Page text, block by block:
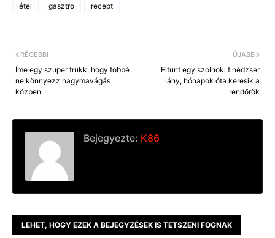
e L
étel gasztro recept
ÚJABB
Eltűnt egy szolnoki tinédzser
lány, hónapok óta keresik a
rendőrök
RÉGEBBI
Íme egy szuper trükk, hogy többé
ne könnyezz hagymavágás
közben
Bejegyezte: K86
LEHET, HOGY EZEK A BEJEGYZÉSEK IS TETSZENI FOGNAK